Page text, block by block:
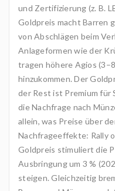
und Zertifizierung (z. B.
Goldpreis macht Barren
von Abschlägen beim
Anlageformen wie der
tragen höhere Agios
hinzukommen. Der
der Rest ist Premium für
die Nachfrage nach
allein, was Preise über
Nachfrageeffekte: Rally
Goldpreis stimuliert die
Ausbringung um 3 %
steigen. Gleichzeitig